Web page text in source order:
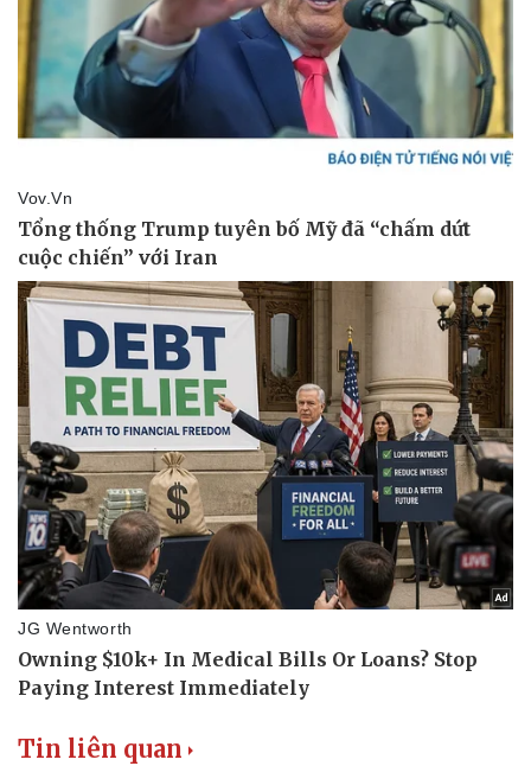
Du lịch
Tư vấn
Săn Tour
check-in
Podcast
Câu chuyện thời sự
Đọc truyện đêm khuya
Cửa sổ tình yêu
Kể chuyện cho bé
Hạt giống tâm hồn
Tin liên quan